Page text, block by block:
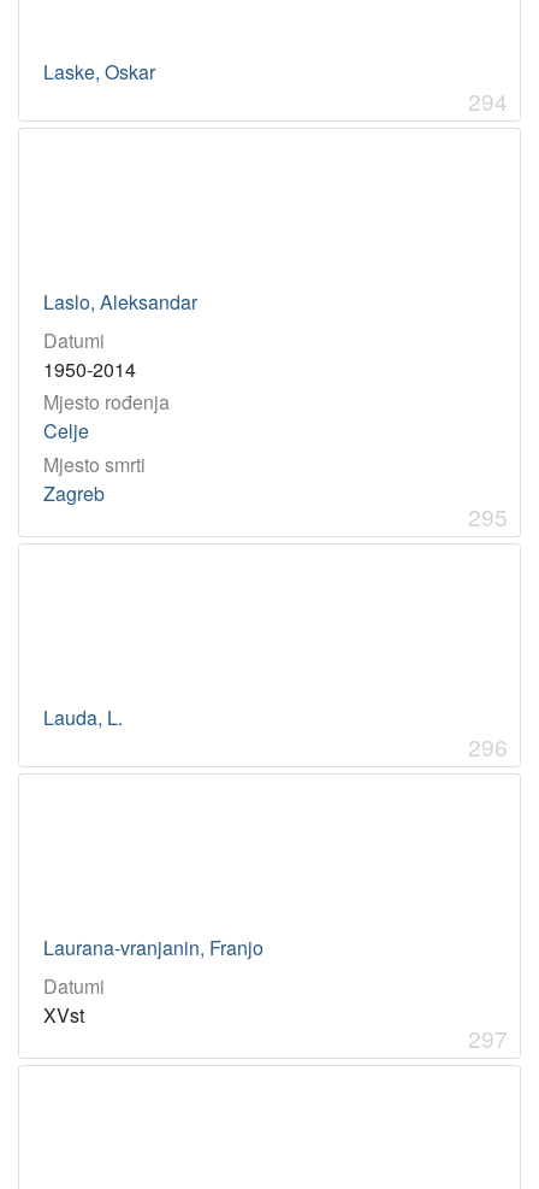
Laske, Oskar
294
Laslo, Aleksandar
Datumi
1950-2014
Mjesto rođenja
Celje
Mjesto smrti
Zagreb
295
Lauda, L.
296
Laurana-vranjanin, Franjo
Datumi
XVst
297